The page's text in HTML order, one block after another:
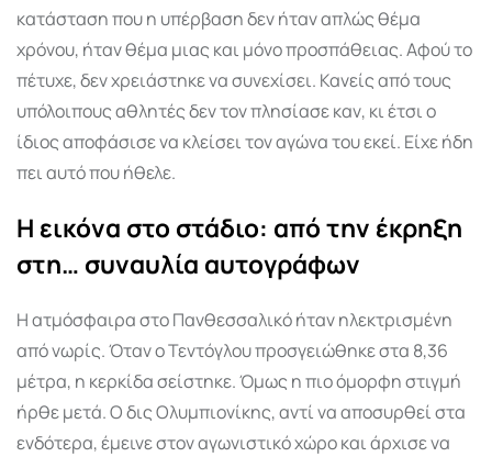
κατάσταση που η υπέρβαση δεν ήταν απλώς θέμα
χρόνου, ήταν θέμα μιας και μόνο προσπάθειας. Αφού το
πέτυχε, δεν χρειάστηκε να συνεχίσει. Κανείς από τους
υπόλοιπους αθλητές δεν τον πλησίασε καν, κι έτσι ο
ίδιος αποφάσισε να κλείσει τον αγώνα του εκεί. Είχε ήδη
πει αυτό που ήθελε.
Η εικόνα στο στάδιο: από την έκρηξη
στη… συναυλία αυτογράφων
Η ατμόσφαιρα στο Πανθεσσαλικό ήταν ηλεκτρισμένη
από νωρίς. Όταν ο Τεντόγλου προσγειώθηκε στα 8,36
μέτρα, η κερκίδα σείστηκε. Όμως η πιο όμορφη στιγμή
ήρθε μετά. Ο δις Ολυμπιονίκης, αντί να αποσυρθεί στα
ενδότερα, έμεινε στον αγωνιστικό χώρο και άρχισε να